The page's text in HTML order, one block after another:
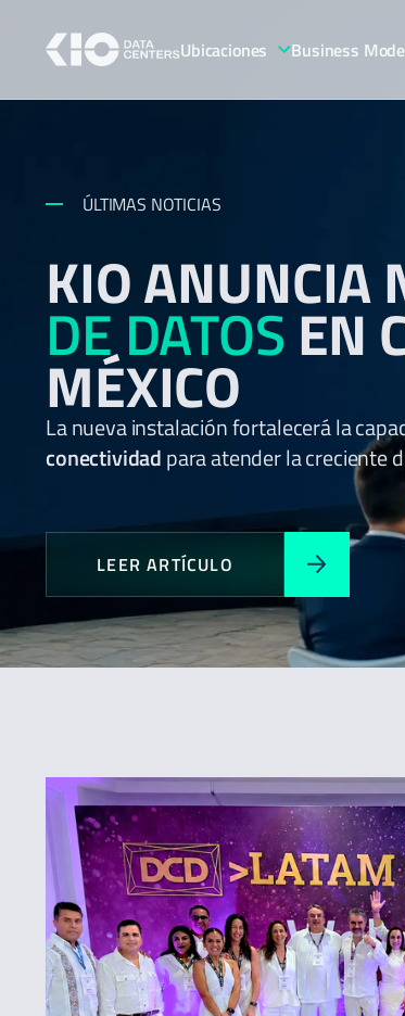
Ubicaciones Business
ÚLTIMAS NOTICIAS
KIO ANUNCIA
DE DATOS EN
MÉXICO
La nueva instalación fortalecerá la
conectividadpara atender la creciente
LEER ARTÍCULO
TodosExpansiónNovedadesPremios